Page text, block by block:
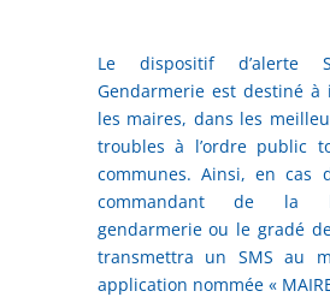
Le dispositif d’alerte
Gendarmerie est destiné à
les maires, dans les
troubles à l’ordre public
communes. Ainsi, en cas
commandant de la
gendarmerie ou le gradé
transmettra un SMS au
application nommée «